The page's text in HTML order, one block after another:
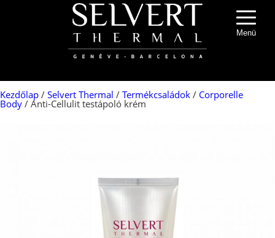
Menü
Kezdőlap / Selvert Thermal / Termékcsaládok / Corporelle
Body / Anti-Cellulit testápoló krém